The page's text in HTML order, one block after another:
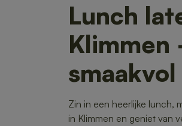
Lunch
Klimmen
smaakvol
Zin in een heerlijke lunch,
in Klimmen en geniet van